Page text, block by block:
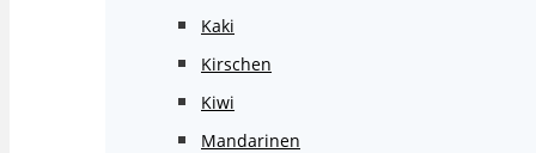
Kaki
Kirschen
Kiwi
Mandarinen